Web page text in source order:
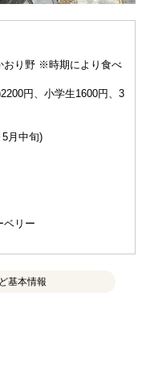
おり野 ※時期により食べ
円、小学生1600円、3
5月中旬)
ベリー
基本情報